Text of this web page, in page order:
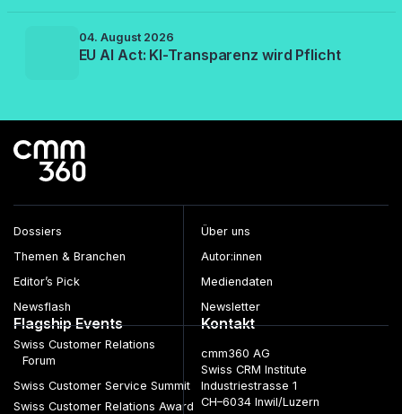
04. August 2026
EU AI Act: KI-Transparenz wird Pflicht
Dossiers
Themen & Branchen
Editor’s Pick
Newsflash
Über uns
Autor:innen
Mediendaten
Newsletter
Flagship Events
Swiss Customer Relations
Forum
Swiss Customer Service Summit
Swiss Customer Relations Award
Kontakt
cmm360 AG
Swiss CRM Institute
Industriestrasse 1
CH–6034 Inwil/Luzern